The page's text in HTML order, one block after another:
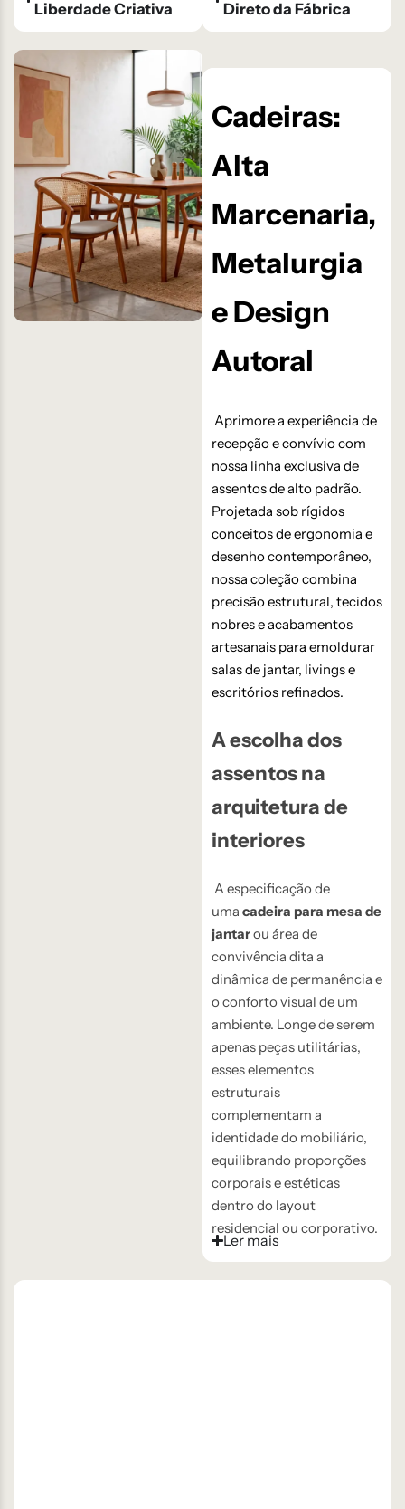
Liberdade Criativa
Direto da Fábrica
Cadeiras:
Alta
Marcenaria,
Metalurgia
e Design
Autoral
Aprimore a experiência de
recepção e convívio com
nossa linha exclusiva de
assentos de alto padrão.
Projetada sob rígidos
conceitos de ergonomia e
desenho contemporâneo,
nossa coleção combina
precisão estrutural, tecidos
nobres e acabamentos
artesanais para emoldurar
salas de jantar, livings e
escritórios refinados.
A escolha dos
assentos na
arquitetura de
interiores
A especificação de
uma cadeira para mesa de
jantarou área de
convivência dita a
dinâmica de permanência e
o conforto visual de um
ambiente. Longe de serem
apenas peças utilitárias,
esses elementos
estruturais
complementam a
identidade do mobiliário,
equilibrando proporções
corporais e estéticas
dentro do layout
residencial ou corporativo.
Ler mais